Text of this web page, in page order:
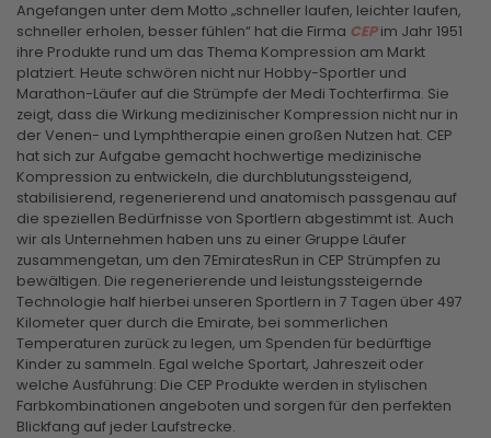
Angefangen unter dem Motto „schneller laufen, leichter laufen,
schneller erholen, besser fühlen“ hat die Firma CEPim Jahr 1951
ihre Produkte rund um das Thema Kompression am Markt
platziert. Heute schwören nicht nur Hobby-Sportler und
Marathon-Läufer auf die Strümpfe der Medi Tochterfirma. Sie
zeigt, dass die Wirkung medizinischer Kompression nicht nur in
der Venen- und Lymphtherapie einen großen Nutzen hat. CEP
hat sich zur Aufgabe gemacht hochwertige medizinische
Kompression zu entwickeln, die durchblutungssteigend,
stabilisierend, regenerierend und anatomisch passgenau auf
die speziellen Bedürfnisse von Sportlern abgestimmt ist. Auch
wir als Unternehmen haben uns zu einer Gruppe Läufer
zusammengetan, um den 7EmiratesRun in CEP Strümpfen zu
bewältigen. Die regenerierende und leistungssteigernde
Technologie half hierbei unseren Sportlern in 7 Tagen über 497
Kilometer quer durch die Emirate, bei sommerlichen
Temperaturen zurück zu legen, um Spenden für bedürftige
Kinder zu sammeln. Egal welche Sportart, Jahreszeit oder
welche Ausführung: Die CEP Produkte werden in stylischen
Farbkombinationen angeboten und sorgen für den perfekten
Blickfang auf jeder Laufstrecke.